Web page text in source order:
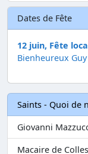
Dates de Fête
12 juin, Fête
Bienheureux
Saints - Quoi de
Giovanni
Macaire de